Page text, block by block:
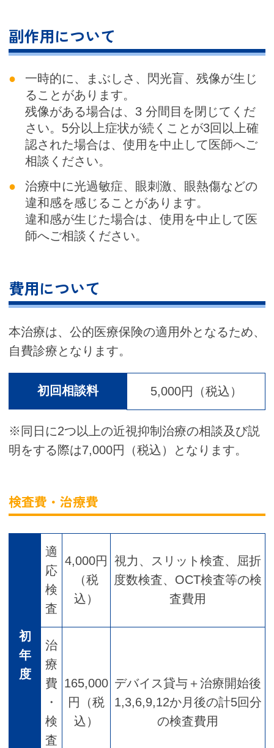
副作用について
一時的に、まぶしさ、閃光盲、残像が生じ
ることがあります。
残像がある場合は、3 分間目を閉じてくだ
さい。5分以上症状が続くことが3回以上確
認された場合は、使用を中止して医師へご
相談ください。
治療中に光過敏症、眼刺激、眼熱傷などの
違和感を感じることがあります。
違和感が生じた場合は、使用を中止して医
師へご相談ください。
費用について
本治療は、公的医療保険の適用外となるため、
自費診療となります。
初回相談料 5,000円（税込）
※同日に2つ以上の近視抑制治療の相談及び説
明をする際は7,000円（税込）となります。
検査費・治療費
初
年
度
適
応
検
査
4,000円
（税
込）
視力、スリット検査、屈折
度数検査、OCT検査等の検
査費用
治
療
費
・
検
査
165,000
円（税
込）
デバイス貸与＋治療開始後
1,3,6,9,12か月後の計5回分
の検査費用